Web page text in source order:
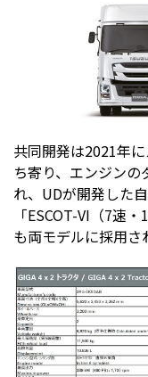
共同開発は2021年
ち寄り、エンジン
れ、UDが開発した
「ESCOT-VI（7速
も両モデルに採用さ